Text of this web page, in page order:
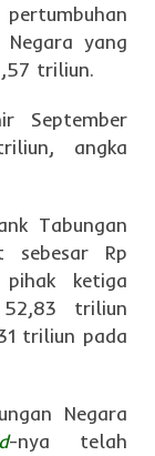
Negara yang
triliun.
September
angka
Tabungan
sebesar Rp
ketiga
triliun
triliun pada
Negara
-nya telah